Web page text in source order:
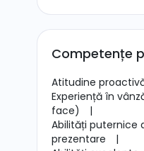
Competențe
Atitudine
Experiență în
face)
|
Abilități puternice
prezentare
|